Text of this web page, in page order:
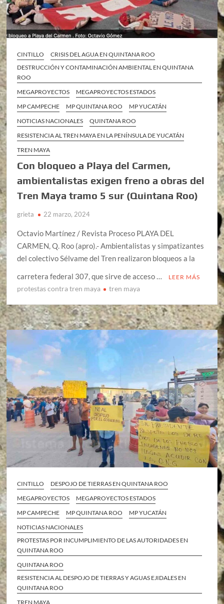
CINTILLO
CRISIS DEL AGUA EN QUINTANA ROO
DESTRUCCIÓN Y CONTAMINACIÓN AMBIENTAL EN QUINTANA
ROO
MEGAPROYECTOS
MEGAPROYECTOS ESTADOS
MP CAMPECHE
MP QUINTANA ROO
MP YUCATÁN
NOTICIAS NACIONALES
QUINTANA ROO
RESISTENCIA AL TREN MAYA EN LA PENÍNSULA DE YUCATÁN
TREN MAYA
Con bloqueo a Playa del Carmen,
ambientalistas exigen freno a obras del
Tren Maya tramo 5 sur (Quintana Roo)
grieta 22 marzo, 2024
Octavio Martínez / Revista Proceso PLAYA DEL
CARMEN, Q. Roo (apro).- Ambientalistas y simpatizantes
del colectivo Sélvame del Tren realizaron bloqueos a la
carretera federal 307, que sirve de acceso …
LEER MÁS
protestas contra tren maya tren maya
CINTILLO
DESPOJO DE TIERRAS EN QUINTANA ROO
MEGAPROYECTOS
MEGAPROYECTOS ESTADOS
MP CAMPECHE
MP QUINTANA ROO
MP YUCATÁN
NOTICIAS NACIONALES
PROTESTAS POR INCUMPLIMIENTO DE LAS AUTORIDADES EN
QUINTANA ROO
QUINTANA ROO
RESISTENCIA AL DESPOJO DE TIERRAS Y AGUAS EJIDALES EN
QUINTANA ROO
TREN MAYA